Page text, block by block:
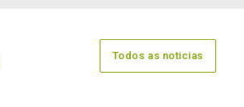
Todos as noticias